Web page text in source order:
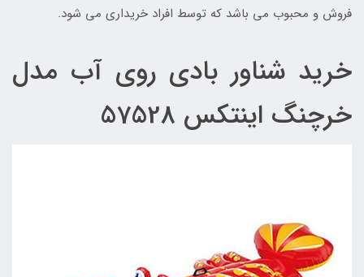
فروش و محبوب می باشد که توسط افراد خریداری می شود.
خرید شناور بادی روی آب مدل
خرچنگ اینتکس 57528